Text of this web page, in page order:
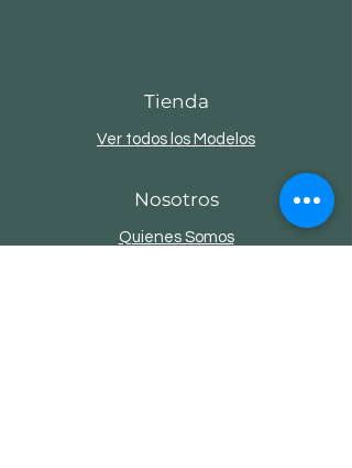
Tienda
Ver todos los Modelos
Nosotros
Quienes Somos